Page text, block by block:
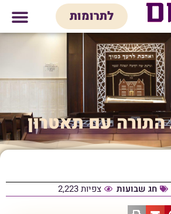
לתרומות
עם תאטרון
חג שבועות צפיות 2,223